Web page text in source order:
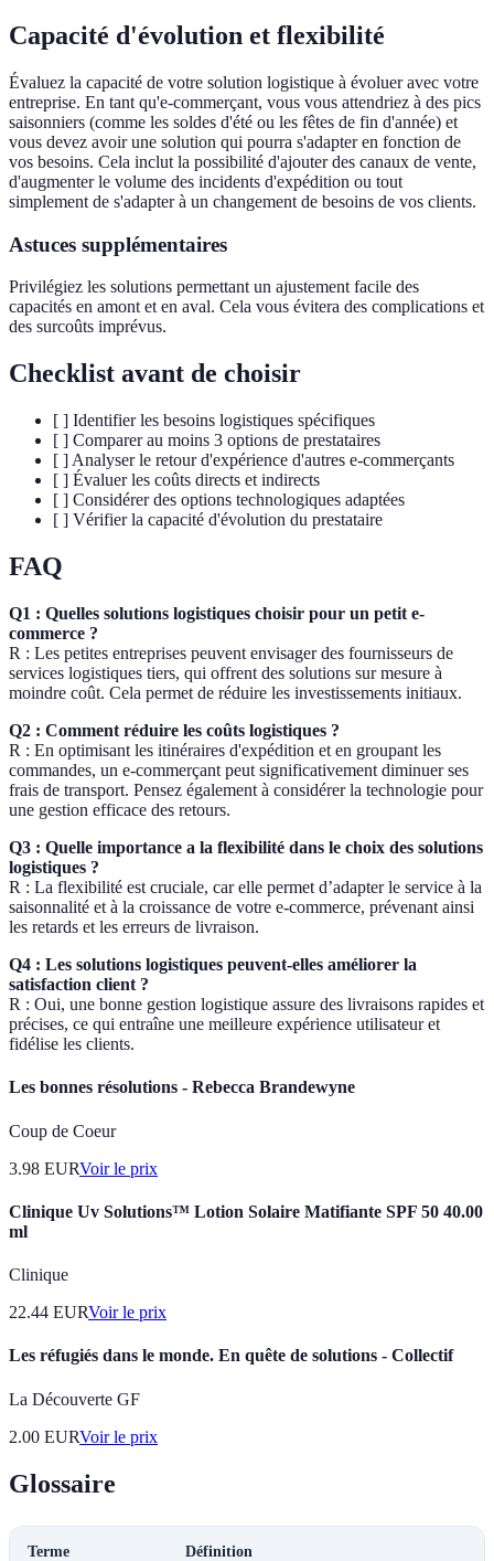
Capacité d'évolution et flexibilité
Évaluez la capacité de votre solution logistique à évoluer avec votre
entreprise. En tant qu'e-commerçant, vous vous attendriez à des pics
saisonniers (comme les soldes d'été ou les fêtes de fin d'année) et
vous devez avoir une solution qui pourra s'adapter en fonction de
vos besoins. Cela inclut la possibilité d'ajouter des canaux de vente,
d'augmenter le volume des incidents d'expédition ou tout
simplement de s'adapter à un changement de besoins de vos clients.
Astuces supplémentaires
Privilégiez les solutions permettant un ajustement facile des
capacités en amont et en aval. Cela vous évitera des complications et
des surcoûts imprévus.
Checklist avant de choisir
[ ] Identifier les besoins logistiques spécifiques
[ ] Comparer au moins 3 options de prestataires
[ ] Analyser le retour d'expérience d'autres e-commerçants
[ ] Évaluer les coûts directs et indirects
[ ] Considérer des options technologiques adaptées
[ ] Vérifier la capacité d'évolution du prestataire
FAQ
Q1 : Quelles solutions logistiques choisir pour un petit e-
commerce ?
R : Les petites entreprises peuvent envisager des fournisseurs de
services logistiques tiers, qui offrent des solutions sur mesure à
moindre coût. Cela permet de réduire les investissements initiaux.
Q2 : Comment réduire les coûts logistiques ?
R : En optimisant les itinéraires d'expédition et en groupant les
commandes, un e-commerçant peut significativement diminuer ses
frais de transport. Pensez également à considérer la technologie pour
une gestion efficace des retours.
Q3 : Quelle importance a la flexibilité dans le choix des solutions
logistiques ?
R : La flexibilité est cruciale, car elle permet d’adapter le service à la
saisonnalité et à la croissance de votre e-commerce, prévenant ainsi
les retards et les erreurs de livraison.
Q4 : Les solutions logistiques peuvent-elles améliorer la
satisfaction client ?
R : Oui, une bonne gestion logistique assure des livraisons rapides et
précises, ce qui entraîne une meilleure expérience utilisateur et
fidélise les clients.
Les bonnes résolutions - Rebecca Brandewyne
Coup de Coeur
3.98 EURVoir le prix
Clinique Uv Solutions™ Lotion Solaire Matifiante SPF 50 40.00
ml
Clinique
22.44 EURVoir le prix
Les réfugiés dans le monde. En quête de solutions - Collectif
La Découverte GF
2.00 EURVoir le prix
Glossaire
Terme Définition